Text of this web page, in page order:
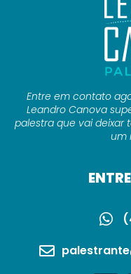
Entre em contato
Leandro Canova
palestra que vai
um